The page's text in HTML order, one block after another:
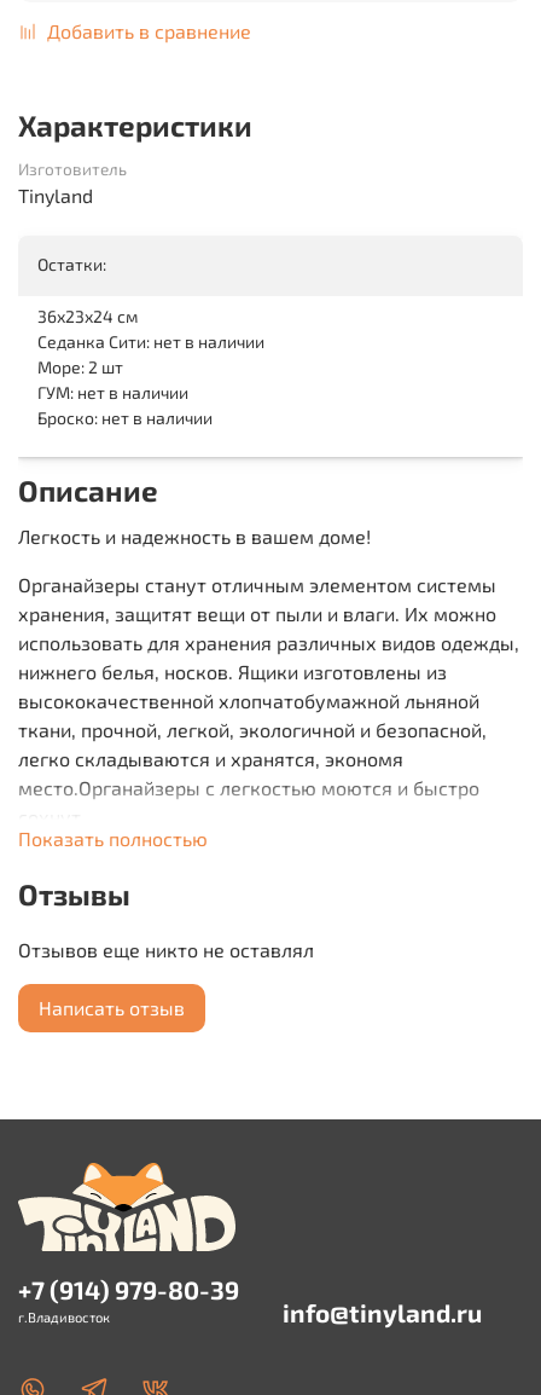
Добавить в сравнение
Характеристики
Изготовитель
Tinyland
Остатки:
36х23х24 см
Седанка Сити: нет в наличии
Море: 2 шт
ГУМ: нет в наличии
Броско: нет в наличии
Описание
Легкость и надежность в вашем доме!
Органайзеры станут отличным элементом системы
хранения, защитят вещи от пыли и влаги. Их можно
использовать для хранения различных видов одежды,
нижнего белья, носков. Ящики изготовлены из
высококачественной хлопчатобумажной льняной
ткани, прочной, легкой, экологичной и безопасной,
легко складываются и хранятся, экономя
место.Органайзеры с легкостью моются и быстро
Материал:лен, хлопок
Вес:0,3 кг
Производитель: Южный Китай
Показать полностью
Отзывы
Отзывов еще никто не оставлял
Написать отзыв
+7 (914) 979-80-39
г.Владивосток info@tinyland.ru